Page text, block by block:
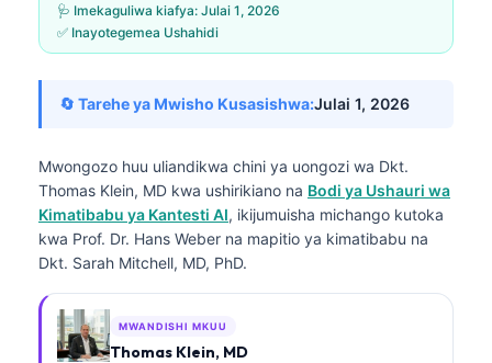
🩺 Imekaguliwa kiafya: Julai 1, 2026
✅ Inayotegemea Ushahidi
🔄 Tarehe ya Mwisho Kusasishwa:Julai 1, 2026
Mwongozo huu uliandikwa chini ya uongozi wa Dkt.
Thomas Klein, MD kwa ushirikiano na Bodi ya Ushauri wa
Kimatibabu ya Kantesti AI, ikijumuisha michango kutoka
kwa Prof. Dr. Hans Weber na mapitio ya kimatibabu na
Dkt. Sarah Mitchell, MD, PhD.
MWANDISHI MKUU
Thomas Klein, MD